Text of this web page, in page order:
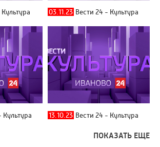
03.11.23 Вести 24 - Культура
Культура 13.10.23 Вести 24 - Культура
ПОКАЗАТЬ ЕЩЕ